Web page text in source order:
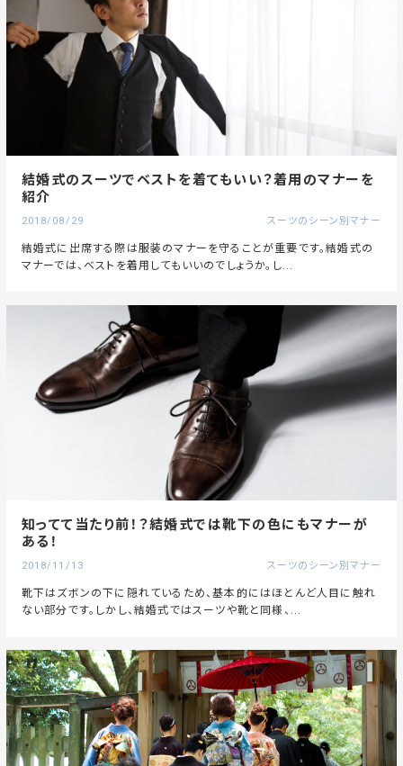
結婚式のスーツでベストを着てもいい？着用のマナーを
紹介
2018/08/29 スーツのシーン別マナー
結婚式に出席する際は服装のマナーを守ることが重要です。結婚式の
マナーでは、ベストを着用してもいいのでしょうか。し...
知ってて当たり前！？結婚式では靴下の色にもマナーが
ある！
2018/11/13 スーツのシーン別マナー
靴下はズボンの下に隠れているため、基本的にはほとんど人目に触れ
ない部分です。しかし、結婚式ではスーツや靴と同様、...